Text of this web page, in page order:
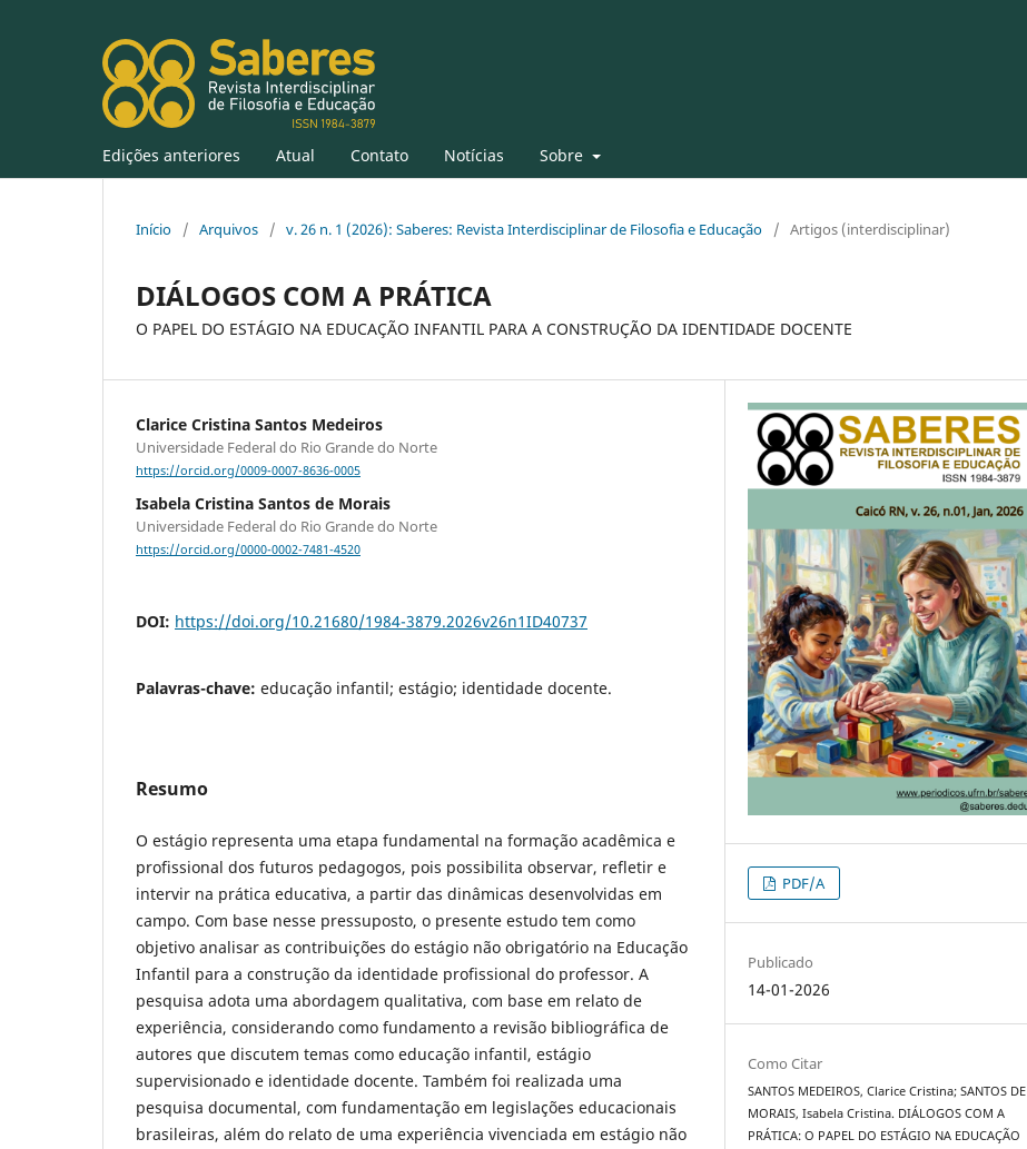
Edições anteriores Atual Contato Notícias Sobre
Início / Arquivos / v. 26 n. 1 (2026): Saberes: Revista Interdisciplinar de Filosofia e Educação / Artigos (interdisciplinar)
DIÁLOGOS COM A PRÁTICA
O PAPEL DO ESTÁGIO NA EDUCAÇÃO INFANTIL PARA A CONSTRUÇÃO DA IDENTIDADE DOCENTE
Clarice Cristina Santos Medeiros
Universidade Federal do Rio Grande do Norte
https://orcid.org/0009-0007-8636-0005
Isabela Cristina Santos de Morais
Universidade Federal do Rio Grande do Norte
https://orcid.org/0000-0002-7481-4520
DOI: https://doi.org/10.21680/1984-3879.2026v26n1ID40737
Palavras-chave: educação infantil; estágio; identidade docente.
Resumo
O estágio representa uma etapa fundamental na formação acadêmica e
profissional dos futuros pedagogos, pois possibilita observar, refletir e
intervir na prática educativa, a partir das dinâmicas desenvolvidas em
campo. Com base nesse pressuposto, o presente estudo tem como
objetivo analisar as contribuições do estágio não obrigatório na Educação
Infantil para a construção da identidade profissional do professor. A
pesquisa adota uma abordagem qualitativa, com base em relato de
experiência, considerando como fundamento a revisão bibliográfica de
autores que discutem temas como educação infantil, estágio
supervisionado e identidade docente. Também foi realizada uma
pesquisa documental, com fundamentação em legislações educacionais
brasileiras, além do relato de uma experiência vivenciada em estágio não
PDF/A
Publicado
14-01-2026
Como Citar
SANTOS MEDEIROS, Clarice Cristina; SANTOS DE
MORAIS, Isabela Cristina. DIÁLOGOS COM A
PRÁTICA: O PAPEL DO ESTÁGIO NA EDUCAÇÃO